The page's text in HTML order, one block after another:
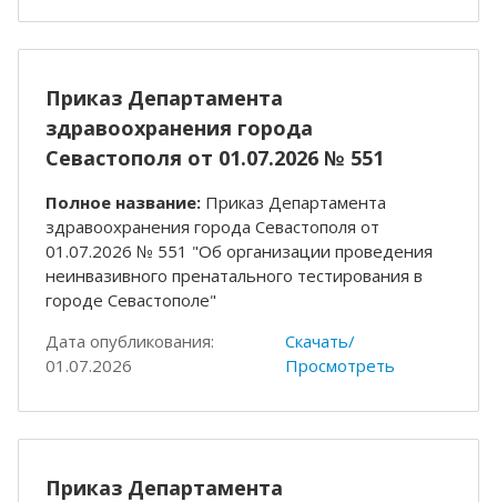
Приказ Департамента
здравоохранения города
Севастополя от 01.07.2026 № 551
Полное название: Приказ Департамента
здравоохранения города Севастополя от
01.07.2026 № 551 "Об организации проведения
неинвазивного пренатального тестирования в
городе Севастополе"
Дата опубликования:
01.07.2026
Скачать/
Просмотреть
Приказ Департамента